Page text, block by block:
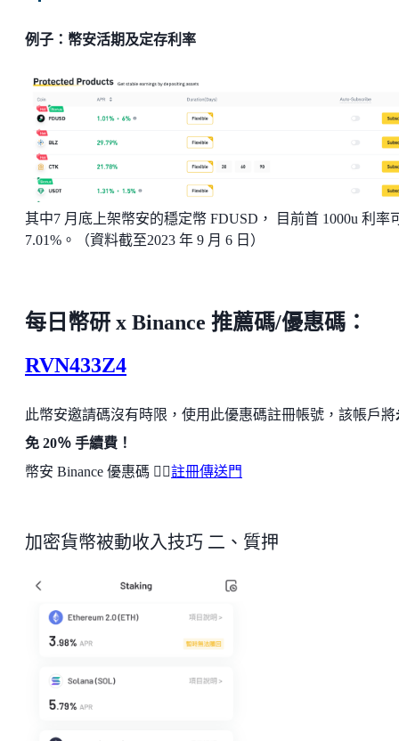
例子：幣安活期及定存利率
其中7 月底上架幣安的穩定幣 FDUSD， 目前首 1000u 利率
7.01%。（資料截至2023 年 9 月 6 日）
每日幣研 x Binance 推薦碼/優惠碼：
RVN433Z4
此幣安邀請碼沒有時限，使用此優惠碼註冊帳號，該帳戶將
免 20％ 手續費！
幣安 Binance 優惠碼 👉🏻註冊傳送門
加密貨幣被動收入技巧 二、質押